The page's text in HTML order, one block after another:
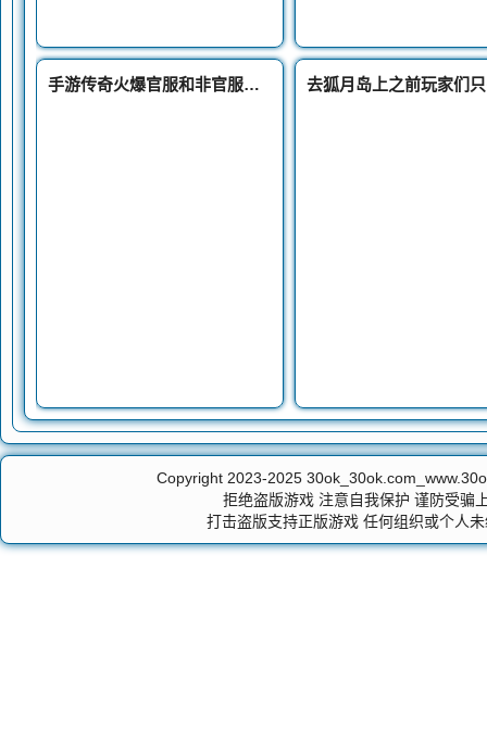
手游传奇火爆官服和非官服的地图宫殿长廊
Copyright 2023-2025
拒绝盗版游戏 注意自我保护 谨防受骗
打击盗版支持正版游戏 任何组织或个人